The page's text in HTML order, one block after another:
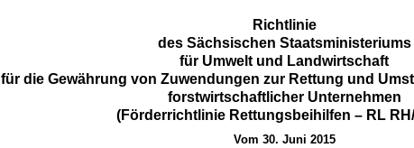
Richtlinie
des Sächsischen Staatsministeriums
für Umwelt und Landwirtschaft
für die Gewährung von Zuwendungen zur Rettung und
forstwirtschaftlicher Unternehmen
(Förderrichtlinie Rettungsbeihilfen – RL
Vom 30. Juni 2015